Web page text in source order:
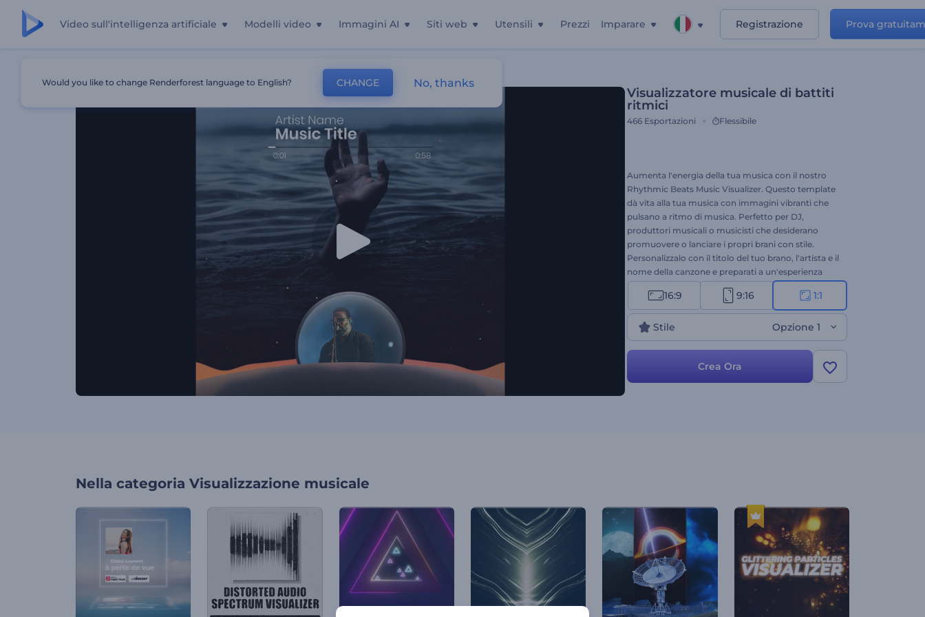
Video sull'intelligenza artificiale Modelli video Immagini AI Siti web Utensili Prezzi Imparare Registrazione Prova
Visualizzatore musicale di battiti
ritmici
466 Esportazioni Flessibile
Aumenta l'energia della tua musica con il nostro
Rhythmic Beats Music Visualizer. Questo template
dà vita alla tua musica con immagini vibranti che
pulsano a ritmo di musica. Perfetto per DJ,
produttori musicali o musicisti che desiderano
promuovere o lanciare i propri brani con stile.
Personalizzalo con il titolo del tuo brano, l'artista e il
nome della canzone e preparati a un'esperienza
musicale unica. Crea ora e fai crescere la tua base di
16:9 9:16 1:1
Stile Opzione 1
Crea Ora
Nella categoria Visualizzazione musicale
Would you like to change Renderforest language to English? CHANGE No, thanks